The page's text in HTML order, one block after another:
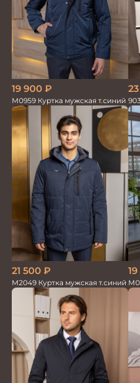
19 900 ₽
М0959 Куртка мужская т.синий
21 500 ₽
М2049 Куртка мужская т.синий